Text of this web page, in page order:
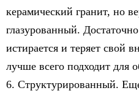
керамический гранит, но
глазурованный.
истирается и теряет свой
лучше всего подходит для
6. Структурированный.